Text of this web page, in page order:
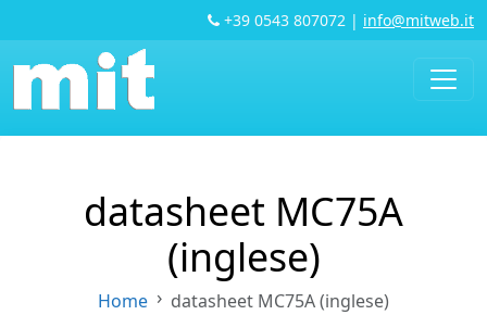
+39 0543 807072 | info@mitweb.it
datasheet MC75A
(inglese)
Home datasheet MC75A (inglese)